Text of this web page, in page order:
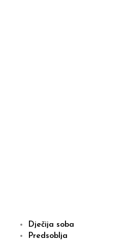
Dječija soba
Predsoblja